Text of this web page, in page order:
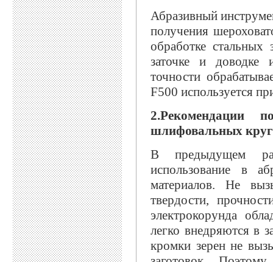
Абразивный
получения
обработке стальных
заточке и доводке
точности
F500 используется
2.Рекомендации
шлифовальных
В предыдущем
использование в
материалов. Не
твердости,
электрокорунда
легко внедряются в
кромки зерен не